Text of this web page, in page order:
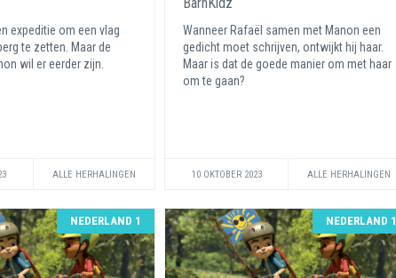
expeditie om een vlag
te zetten. Maar de
wil er eerder zijn.
ALLE HERHALINGEN
Wanneer Rafaël samen met Manon een
gedicht moet schrijven, ontwijkt hij haar.
Maar is dat de goede manier om met haar
om te gaan?
10 OKTOBER 2023 ALLE HERHALINGEN
NEDERLAND 1 NEDERLAND 1